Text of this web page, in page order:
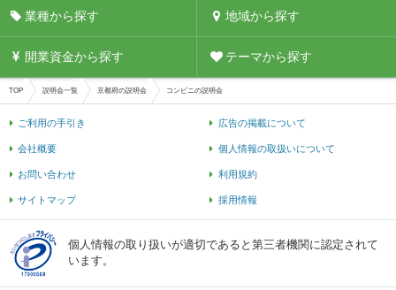
業種から探す 地域から探す
開業資金から探す テーマから探す
TOP 説明会一覧 京都府の説明会 コンビニの説明会
ご利用の手引き 広告の掲載について
会社概要 個人情報の取扱いについて
お問い合わせ 利用規約
サイトマップ 採用情報
個人情報の取り扱いが適切であると第三者機関に認定されて
います。